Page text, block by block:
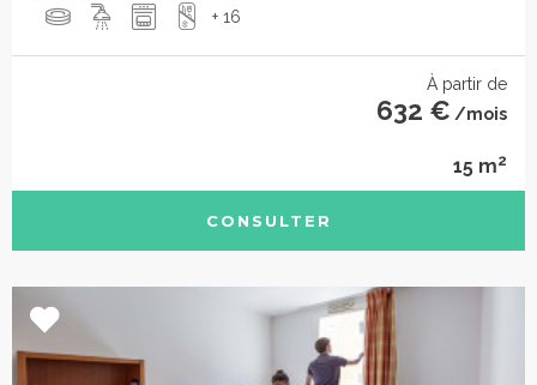
+ 16
À partir de
632 € /mois
15 m2
CONSULTER